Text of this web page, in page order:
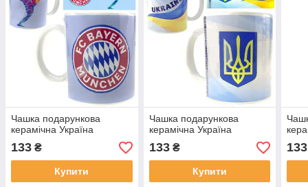
Чашка подарункова
керамічна Україна
133 ₴
Купити
Чашка подарункова
керамічна Україна
133₴
Купити
133